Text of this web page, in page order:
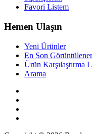
Favori Listem
Hemen Ulaşın
Yeni Ürünler
En Son
Ürün Karşılaştırma
Arama